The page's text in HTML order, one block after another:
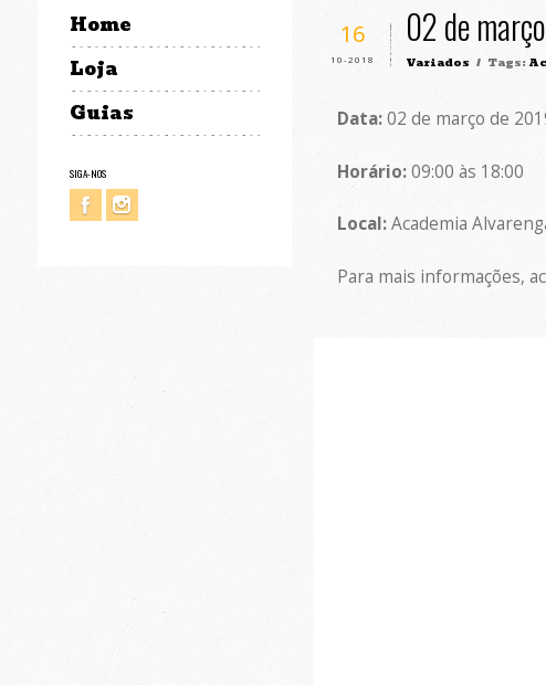
Home
Loja
Guias
SIGA-NOS
16
10-2018
02 de
Variados / Tags:
Data:02 de março de
Horário:09:00 às 18:00
Local:Academia
Para mais informações,